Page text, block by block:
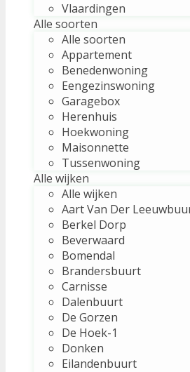
Vlaardingen
Alle soorten
Alle soorten
Appartement
Benedenwoning
Eengezinswoning
Garagebox
Herenhuis
Hoekwoning
Maisonnette
Tussenwoning
Alle wijken
Alle wijken
Aart Van Der
Berkel Dorp
Beverwaard
Bomendal
Brandersbuurt
Carnisse
Dalenbuurt
De Gorzen
De Hoek-1
Donken
Eilandenbuurt